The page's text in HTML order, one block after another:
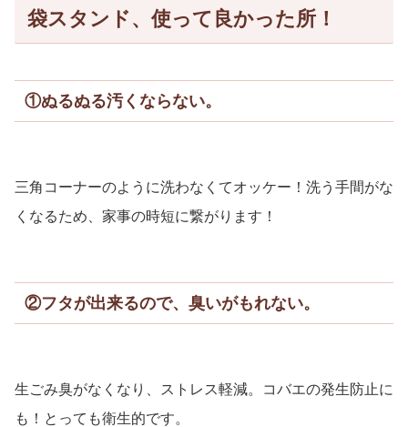
袋スタンド、使って良かった所！
①ぬるぬる汚くならない。
三角コーナーのように洗わなくてオッケー！洗う手間がな
くなるため、家事の時短に繋がります！
②フタが出来るので、臭いがもれない。
生ごみ臭がなくなり、ストレス軽減。コバエの発生防止に
も！とっても衛生的です。